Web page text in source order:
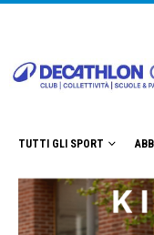
TUTTI GLI SPORT